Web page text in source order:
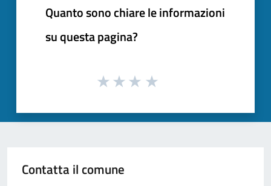
Quanto sono chiare le informazioni
su questa pagina?
Contatta il comune